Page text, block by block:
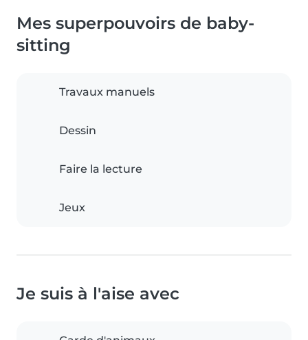
Mes superpouvoirs de baby-
sitting
Travaux manuels
Dessin
Faire la lecture
Jeux
Je suis à l'aise avec